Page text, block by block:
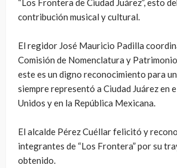
contribución musical y cultural.
El regidor José Mauricio Padilla
Comisión de Nomenclatura y
este es un digno reconocimiento para
siempre representó a Ciudad Juárez en
Unidos y en la República Mexicana.
El alcalde Pérez Cuéllar felicitó y
integrantes de “Los Frontera” por su
obtenido.